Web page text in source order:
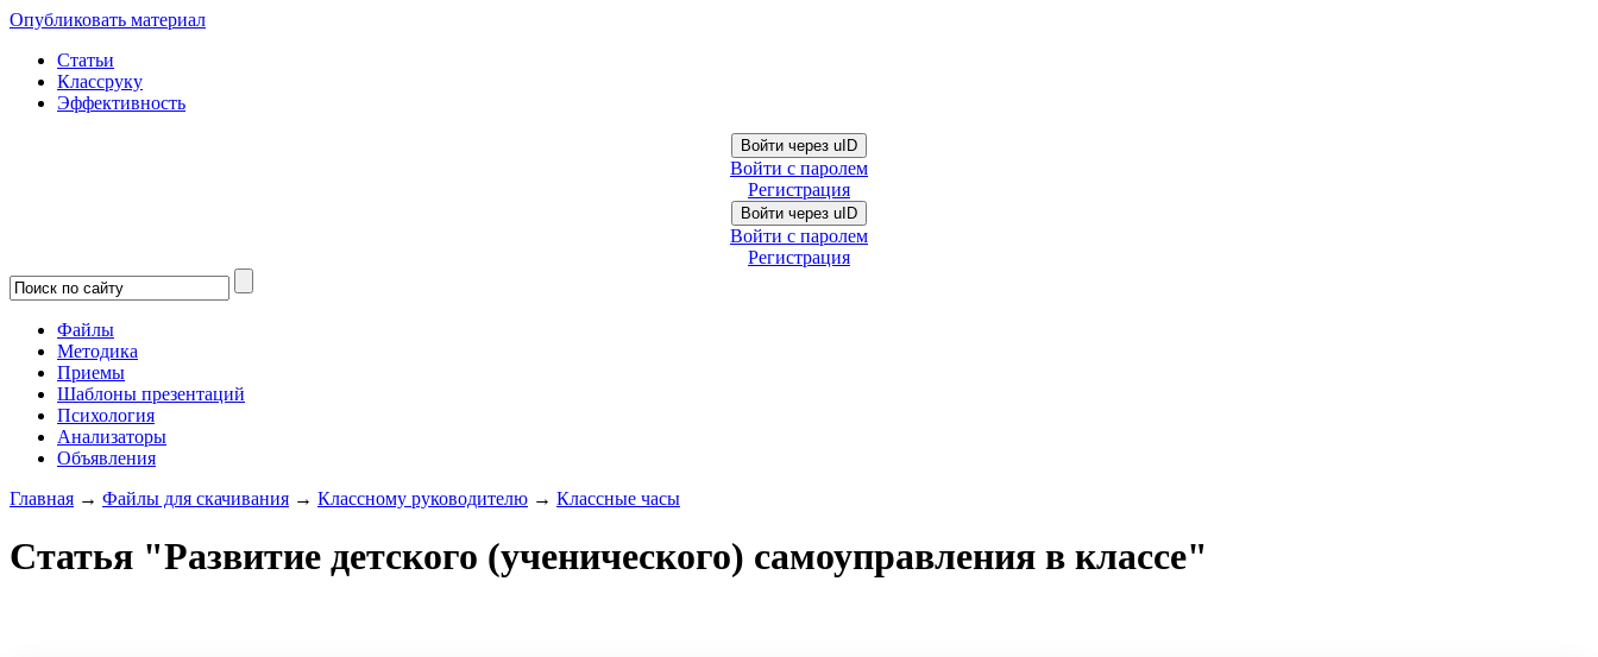
Опубликовать материал
Статьи
Классруку
Эффективность
Войти через uID
Войти с паролем
Регистрация
Войти через uID
Войти с паролем
Регистрация
Файлы
Методика
Приемы
Шаблоны презентаций
Психология
Анализаторы
Объявления
Главная → Файлы для скачивания → Классному руководителю → Классные часы
Статья "Развитие детского (ученического) самоуправления в классе"